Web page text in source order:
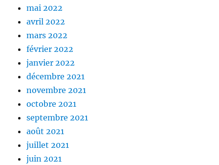
mai 2022
avril 2022
mars 2022
février 2022
janvier 2022
décembre 2021
novembre 2021
octobre 2021
septembre 2021
août 2021
juillet 2021
juin 2021